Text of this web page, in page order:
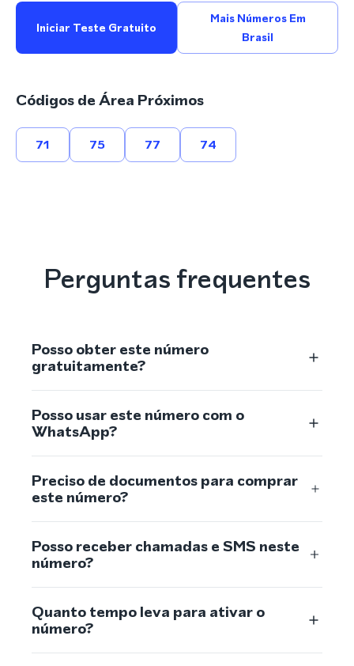
Iniciar Teste Gratuito
Mais Números Em
Brasil
Códigos de Área Próximos
71 75 77 74
Perguntas frequentes
Posso obter este número
gratuitamente?
Posso usar este número com o
WhatsApp?
Preciso de documentos para comprar
este número?
Posso receber chamadas e SMS neste
número?
Quanto tempo leva para ativar o
número?